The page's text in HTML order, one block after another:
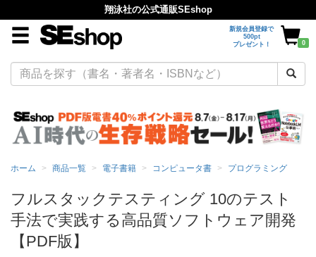
翔泳社の公式通販SEshop
新規会員登録で
500pt
プレゼント！
0
ホーム 商品一覧 電子書籍 コンピュータ書 プログラミング
フルスタックテスティング 10のテスト
手法で実践する高品質ソフトウェア開発
【PDF版】